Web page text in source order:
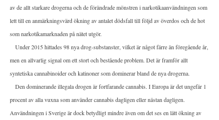
av de allt starkare drogerna och de förändrade mönstren i narkotikaanvändningen som
lett till en anmärkningsvärd ökning av antalet dödsfall till följd av överdos och de hot
som narkotikamarknaden på nätet utgör.
Under 2015 hittades 98 nya drog-substanster, vilket är något färre än föregående år,
men en allvarlig signal om ett stort och bestående problem. Det är framför allt
syntetiska cannabinoider och katinoner som dominerar bland de nya drogerna.
Den dominerande illegala drogen är fortfarande cannabis. I Europa är det ungefär 1
procent av alla vuxna som använder cannabis dagligen eller nästan dagligen.
Användningen i Sverige är dock betydligt mindre även om det ses en lätt ökning av